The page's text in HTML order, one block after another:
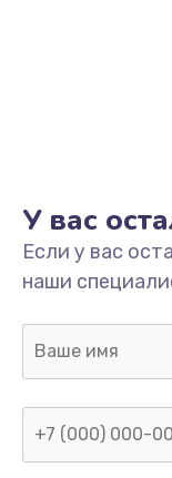
У вас
Если у вас
наши